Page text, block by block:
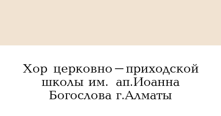
Хор церковно-приходской
школы им. ап.Иоанна
Богослова г.Алматы